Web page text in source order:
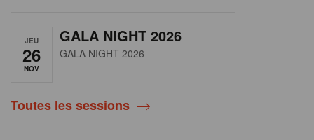
JEU
26
NOV
GALA NIGHT 2026
GALA NIGHT 2026
Toutes les sessions